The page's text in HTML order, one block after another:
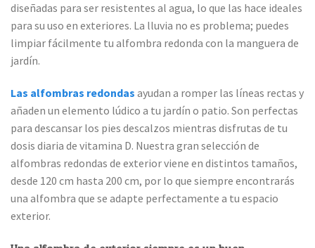
diseñadas para ser resistentes al agua, lo que las hace ideales
para su uso en exteriores. La lluvia no es problema; puedes
limpiar fácilmente tu alfombra redonda con la manguera de
jardín.
Las alfombras redondas ayudan a romper las líneas rectas y
añaden un elemento lúdico a tu jardín o patio. Son perfectas
para descansar los pies descalzos mientras disfrutas de tu
dosis diaria de vitamina D. Nuestra gran selección de
alfombras redondas de exterior viene en distintos tamaños,
desde 120 cm hasta 200 cm, por lo que siempre encontrarás
una alfombra que se adapte perfectamente a tu espacio
exterior.